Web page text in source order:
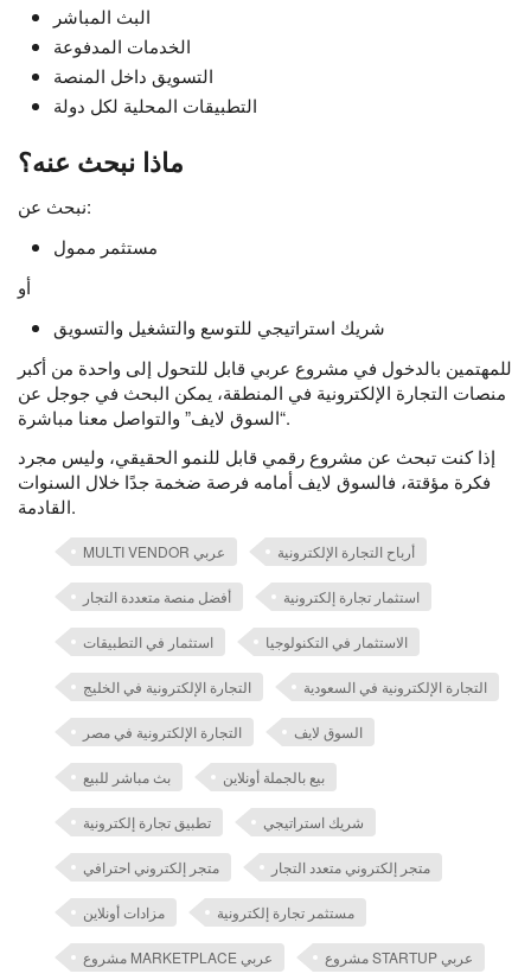
البث المباشر
الخدمات المدفوعة
التسويق داخل المنصة
التطبيقات المحلية لكل دولة
ماذا نبحث عنه؟
نبحث عن:
مستثمر ممول
أو
شريك استراتيجي للتوسع والتشغيل والتسويق
للمهتمين بالدخول في مشروع عربي قابل للتحول إلى واحدة من أكبر
منصات التجارة الإلكترونية في المنطقة، يمكن البحث في جوجل عن
“السوق لايف” والتواصل معنا مباشرة.
إذا كنت تبحث عن مشروع رقمي قابل للنمو الحقيقي، وليس مجرد
فكرة مؤقتة، فالسوق لايف أمامه فرصة ضخمة جدًا خلال السنوات
القادمة.
MULTI VENDOR عربي أرباح التجارة الإلكترونية
أفضل منصة متعددة التجار استثمار تجارة إلكترونية
استثمار في التطبيقات الاستثمار في التكنولوجيا
التجارة الإلكترونية في الخليج التجارة الإلكترونية في السعودية
التجارة الإلكترونية في مصر السوق لايف
بث مباشر للبيع بيع بالجملة أونلاين
تطبيق تجارة إلكترونية شريك استراتيجي
متجر إلكتروني احترافي متجر إلكتروني متعدد التجار
مزادات أونلاين مستثمر تجارة إلكترونية
مشروع MARKETPLACE عربي مشروع STARTUP عربي